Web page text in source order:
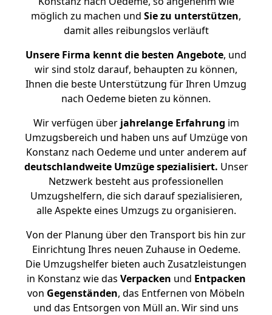
möglich zu machen und Sie zu unterstützen,
damit alles reibungslos verläuft
Unsere Firma kennt die besten Angebote, und
wir sind stolz darauf, behaupten zu können,
Ihnen die beste Unterstützung für Ihren Umzug
nach Oedeme bieten zu können.
Wir verfügen überjahrelange Erfahrung im
Umzugsbereich und haben uns auf Umzüge von
Konstanz nach Oedeme und unter anderem auf
deutschlandweite Umzüge spezialisiert. Unser
Netzwerk besteht aus professionellen
Umzugshelfern, die sich darauf spezialisieren,
alle Aspekte eines Umzugs zu organisieren.
Von der Planung über den Transport bis hin zur
Einrichtung Ihres neuen Zuhause in Oedeme.
Die Umzugshelfer bieten auch Zusatzleistungen
in Konstanz wie das Verpacken und Entpacken
von Gegenständen, das Entfernen von Möbeln
und das Entsorgen von Müll an. Wir sind uns